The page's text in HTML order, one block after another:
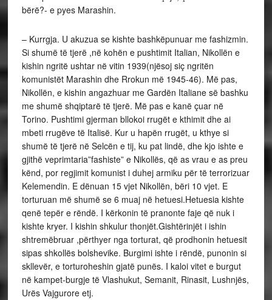
bërë?- e pyes Marashin.
– Kurrgja. U akuzua se kishte bashkëpunuar me fashizmin.
Si shumë të tjerë ,në kohën e pushtimit Italian, Nikollën e
kishin ngritë ushtar në vitin 1939(njësoj siç ngritën
komunistët Marashin dhe Rrokun më 1945-46). Më pas,
Nikollën, e kishin angazhuar me Gardën Italiane së bashku
me shumë shqiptarë të tjerë. Më pas e kanë çuar në
Torino. Pushtimi gjerman bllokoi rrugët e kthimit dhe ai
mbeti rrugëve të Italisë. Kur u hapën rrugët, u kthye si
shumë të tjerë në Selcën e tij, ku pat lindë, dhe kjo ishte e
gjithë veprimtaria”fashiste” e Nikollës, që as vrau e as preu
kënd, por regjimit komunist i duhej armiku për të terrorizuar
Kelemendin. E dënuan 15 vjet Nikollën, bëri 10 vjet. E
torturuan më shumë se 6 muaj në hetuesi.Hetuesia kishte
qenë tepër e rëndë. I kërkonin të pranonte faje që nuk i
kishte kryer. I kishin shkulur thonjët.Gishtërinjët i ishin
shtremëbruar ,përthyer nga torturat, që prodhonin hetuesit
sipas shkollës bolshevike. Burgimi ishte i rëndë, punonin si
skllevër, e torturoheshin gjatë punës. I kaloi vitet e burgut
në kampet-burgje të Vlashukut, Semanit, Rinasit, Lushnjës,
Urës Vajgurore etj.